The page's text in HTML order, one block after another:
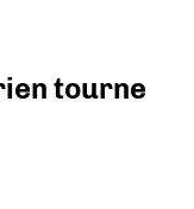
tourne